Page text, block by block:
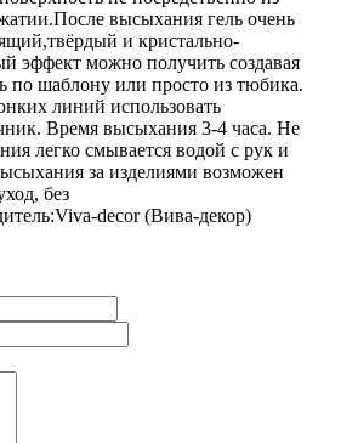
высыхания гель очень
и кристально-
эффект можно получить создавая
по шаблону или просто из тюбика.
линий использовать
Время высыхания 3-4 часа. Не
легко смывается водой с рук и
за изделиями возможен
без
decor (Вива-декор)